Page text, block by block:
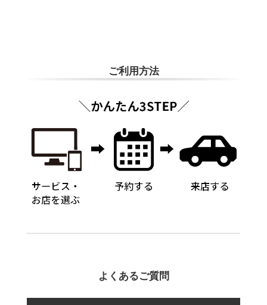
ご利用方法
よくあるご質問